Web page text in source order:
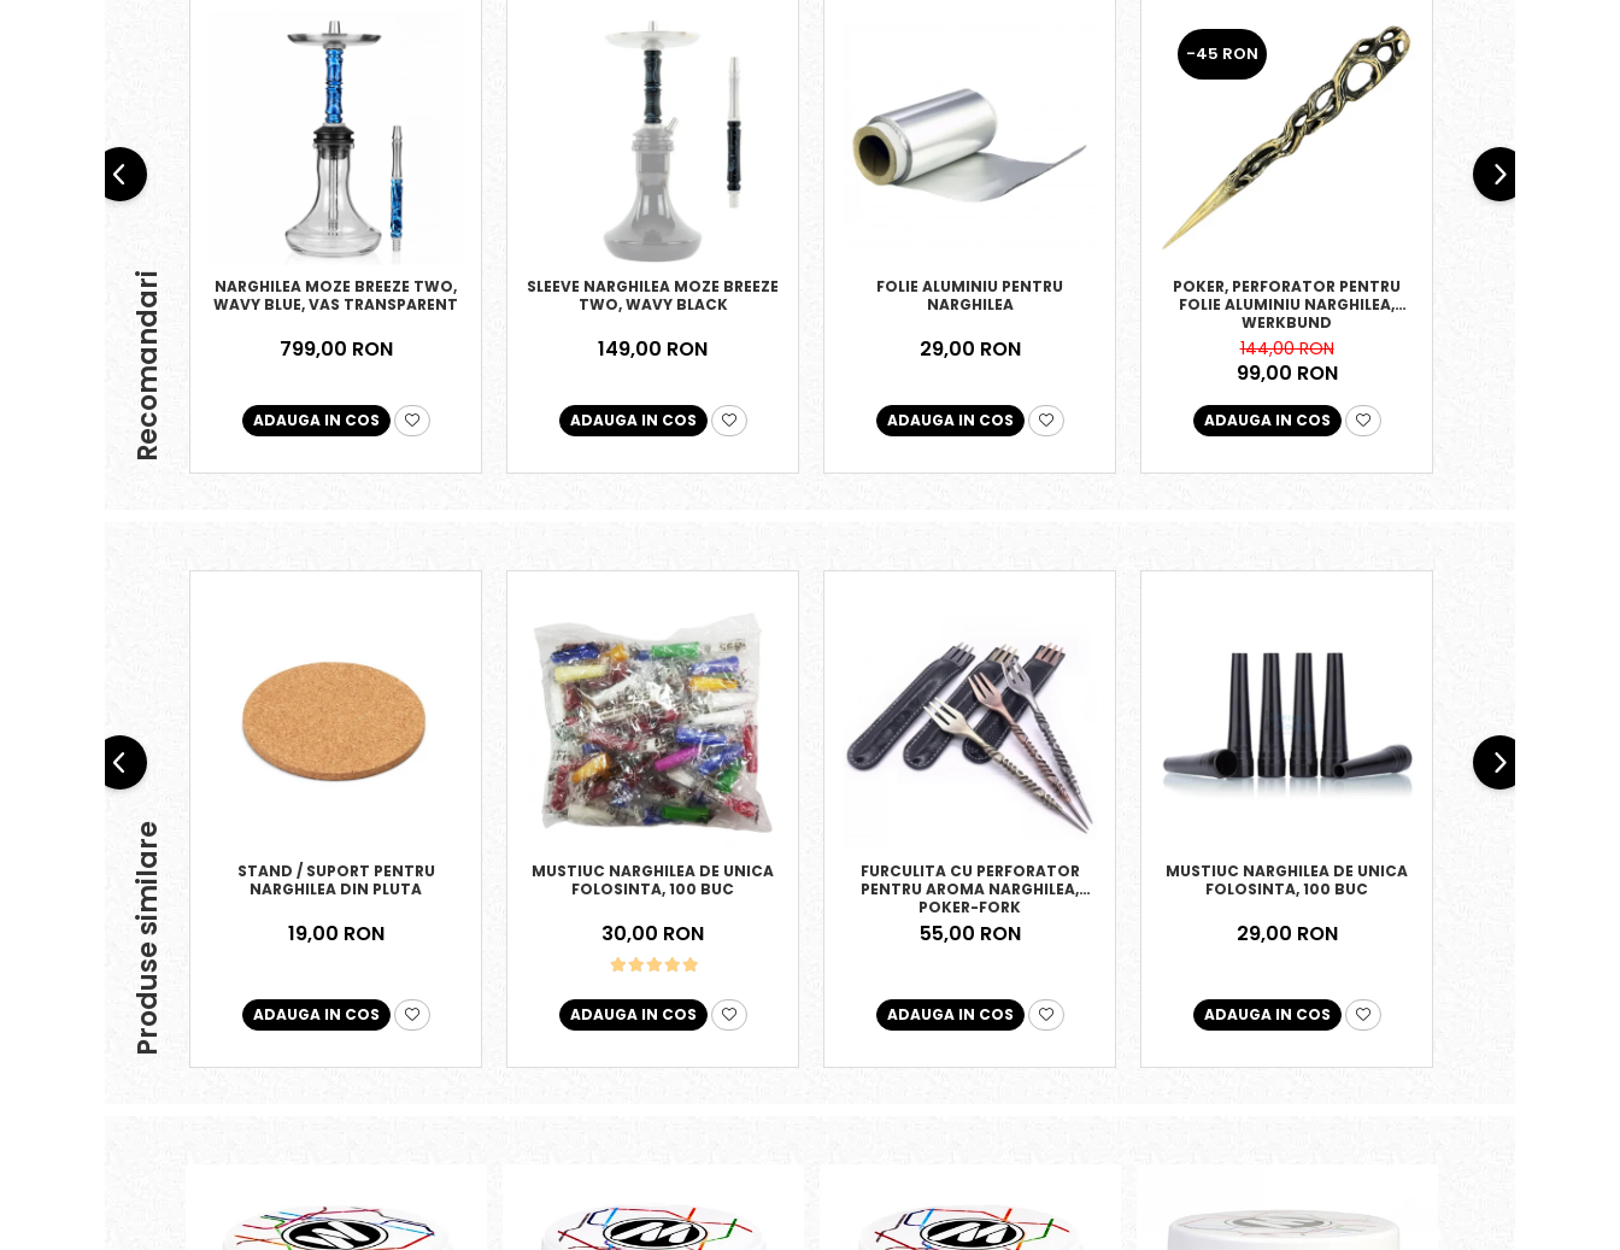
Recomandari
NARGHILEA MOZE BREEZE TWO,
WAVY BLUE, VAS TRANSPARENT
799,00 RON
ADAUGA IN COS
SLEEVE NARGHILEA MOZE BREEZE
TWO, WAVY BLACK
149,00 RON
ADAUGA IN COS
FOLIE ALUMINIU PENTRU
NARGHILEA
29,00 RON
ADAUGA IN COS
-45 RON
POKER, PERFORATOR PENTRU
FOLIE ALUMINIU NARGHILEA,
WERKBUND
144,00 RON
99,00 RON
ADAUGA IN COS
Produse similare
STAND / SUPORT PENTRU
NARGHILEA DIN PLUTA
19,00 RON
ADAUGA IN COS
MUSTIUC NARGHILEA DE UNICA
FOLOSINTA, 100 BUC
30,00 RON
ADAUGA IN COS
FURCULITA CU PERFORATOR
PENTRU AROMA NARGHILEA,
POKER-FORK
55,00 RON
ADAUGA IN COS
MUSTIUC NARGHILEA DE UNICA
FOLOSINTA, 100 BUC
29,00 RON
ADAUGA IN COS